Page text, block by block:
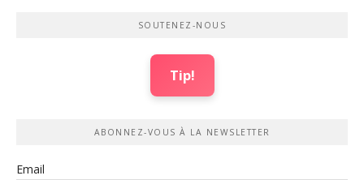
SOUTENEZ-NOUS
Tip!
ABONNEZ-VOUS À LA NEWSLETTER
Email